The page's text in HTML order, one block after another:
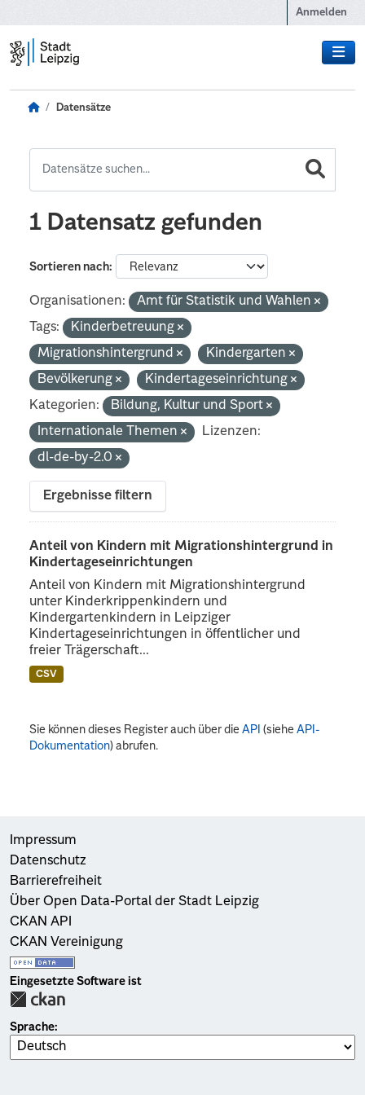
Anmelden
Datensätze
1 Datensatz gefunden
Sortieren nach
Organisationen:
Amt für Statistik und Wahlen
Tags:
Kinderbetreuung
Migrationshintergrund
Kindergarten
Bevölkerung
Kindertageseinrichtung
Kategorien:
Bildung, Kultur und Sport
Internationale Themen
Lizenzen:
dl-de-by-2.0
Ergebnisse filtern
Anteil von Kindern mit Migrationshintergrund in
Kindertageseinrichtungen
Anteil von Kindern mit Migrationshintergrund
unter Kinderkrippenkindern und
Kindergartenkindern in Leipziger
Kindertageseinrichtungen in öffentlicher und
freier Trägerschaft...
CSV
Sie können dieses Register auch über dieAPI (sieheAPI-
Dokumentation) abrufen.
Impressum
Datenschutz
Barrierefreiheit
Über Open Data-Portal der Stadt Leipzig
CKAN API
CKAN Vereinigung
Eingesetzte Software ist
Sprache